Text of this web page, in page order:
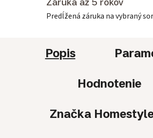
Predĺžená záruka na vybraný
Popis
Hodnotenie
Značka